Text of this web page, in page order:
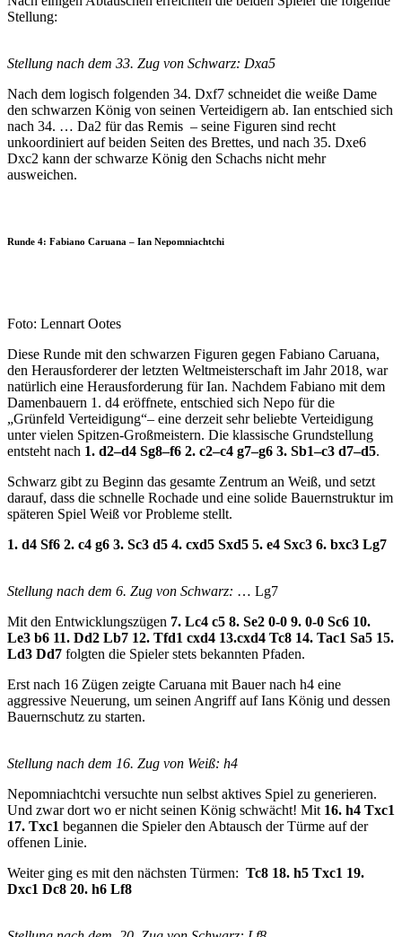
Stellung:
Stellung nach dem 33. Zug von Schwarz: Dxa5
Nach dem logisch folgenden 34. Dxf7 schneidet die weiße Dame
den schwarzen König von seinen Verteidigern ab. Ian entschied sich
nach 34. … Da2 für das Remis – seine Figuren sind recht
unkoordiniert auf beiden Seiten des Brettes, und nach 35. Dxe6
Dxc2 kann der schwarze König den Schachs nicht mehr
ausweichen.
Runde 4: Fabiano Caruana – Ian Nepomniachtchi
Foto: Lennart Ootes
Diese Runde mit den schwarzen Figuren gegen Fabiano Caruana,
den Herausforderer der letzten Weltmeisterschaft im Jahr 2018, war
natürlich eine Herausforderung für Ian. Nachdem Fabiano mit dem
Damenbauern 1. d4 eröffnete, entschied sich Nepo für die
„Grünfeld Verteidigung“– eine derzeit sehr beliebte Verteidigung
unter vielen Spitzen-Großmeistern. Die klassische Grundstellung
entsteht nach 1. d2–d4 Sg8–f6 2. c2–c4 g7–g6 3. Sb1–c3 d7–d5.
Schwarz gibt zu Beginn das gesamte Zentrum an Weiß, und setzt
darauf, dass die schnelle Rochade und eine solide Bauernstruktur im
späteren Spiel Weiß vor Probleme stellt.
1. d4 Sf6 2. c4 g6 3. Sc3 d5 4. cxd5 Sxd5 5. e4 Sxc3 6. bxc3 Lg7
Stellung nach dem 6. Zug von Schwarz: … Lg7
Mit den Entwicklungszügen 7. Lc4 c5 8. Se2 0-0 9. 0-0 Sc6 10.
Le3 b6 11. Dd2 Lb7 12. Tfd1 cxd4 13.cxd4 Tc8 14. Tac1 Sa5 15.
Ld3 Dd7 folgten die Spieler stets bekannten Pfaden.
Erst nach 16 Zügen zeigte Caruana mit Bauer nach h4 eine
aggressive Neuerung, um seinen Angriff auf Ians König und dessen
Bauernschutz zu starten.
Stellung nach dem 16. Zug von Weiß: h4
Nepomniachtchi versuchte nun selbst aktives Spiel zu generieren.
Und zwar dort wo er nicht seinen König schwächt! Mit 16. h4 Txc1
17. Txc1 begannen die Spieler den Abtausch der Türme auf der
offenen Linie.
Weiter ging es mit den nächsten Türmen: Tc8 18. h5 Txc1 19.
Dxc1 Dc8 20. h6 Lf8